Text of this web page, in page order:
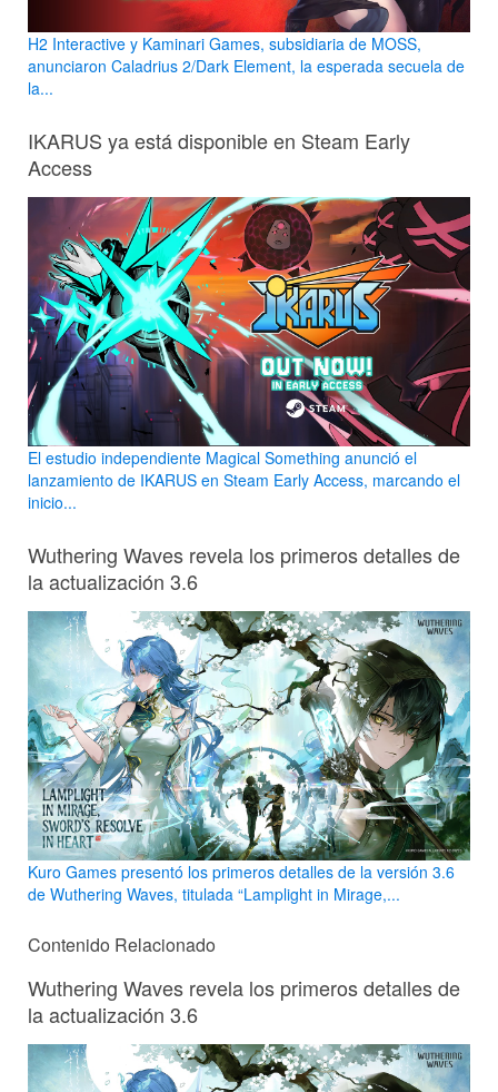
H2 Interactive y Kaminari Games, subsidiaria de MOSS,
anunciaron Caladrius 2/Dark Element, la esperada secuela de
la...
IKARUS ya está disponible en Steam Early
Access
El estudio independiente Magical Something anunció el
lanzamiento de IKARUS en Steam Early Access, marcando el
inicio...
Wuthering Waves revela los primeros detalles de
la actualización 3.6
Kuro Games presentó los primeros detalles de la versión 3.6
de Wuthering Waves, titulada “Lamplight in Mirage,...
Contenido Relacionado
Wuthering Waves revela los primeros detalles de
la actualización 3.6